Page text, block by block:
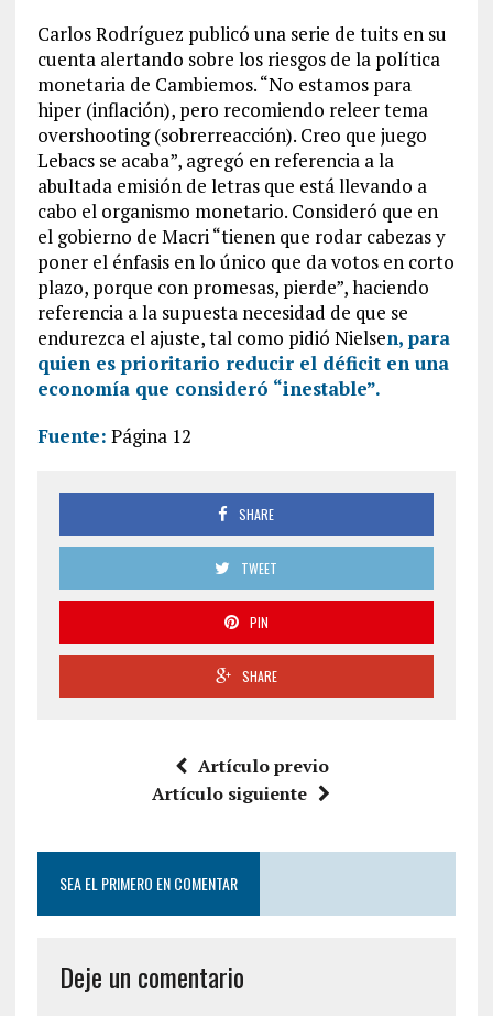
Carlos Rodríguez publicó una serie de tuits en su
cuenta alertando sobre los riesgos de la política
monetaria de Cambiemos. “No estamos para
hiper (inflación), pero recomiendo releer tema
overshooting (sobrerreacción). Creo que juego
Lebacs se acaba”, agregó en referencia a la
abultada emisión de letras que está llevando a
cabo el organismo monetario. Consideró que en
el gobierno de Macri “tienen que rodar cabezas y
poner el énfasis en lo único que da votos en corto
plazo, porque con promesas, pierde”, haciendo
referencia a la supuesta necesidad de que se
endurezca el ajuste, tal como pidió Nielsen, para
quien es prioritario reducir el déficit en una
economía que consideró “inestable”.
Fuente: Página 12
SHARE
TWEET
PIN
SHARE
Artículo previo
Artículo siguiente
SEA EL PRIMERO EN COMENTAR
Deje un comentario